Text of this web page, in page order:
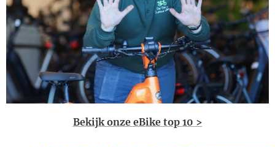
Bekijk onze eBike top 10 >